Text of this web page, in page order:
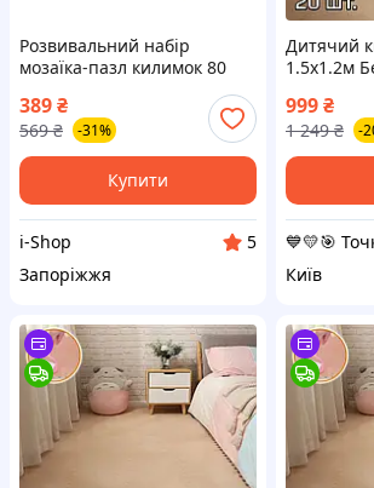
Розвивальний набір
мозаїка-пазл килимок 80
дітей з ігровим полем
389₴
569 ₴ -31%
Купити
i-Shop
5
Запоріжжя
Дитячий
1.5х1.2м
каремат
999₴
1 249 ₴ -
Київ